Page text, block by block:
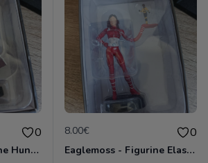
0
Eaglemoss - Figurine Huntress - DC Comics - Plomb
8.00€ 0
Eaglemoss - Figurine Elasti Girl - DC Comics - Plomb